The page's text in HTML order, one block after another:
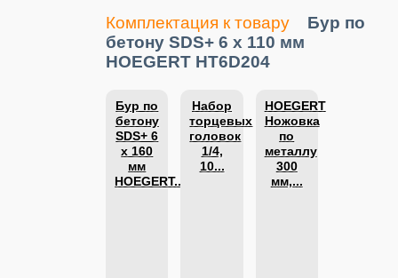
соединителей
Комплектация к товару
Бур по
бетону SDS+ 6 x 110 мм
HOEGERT HT6D204
Бур по
бетону
SDS+ 6
x 160
мм
HOEGERT...
Набор
торцевых
головок
1/4,
10...
HOEGERT
Ножовка
по
металлу
300
мм,...